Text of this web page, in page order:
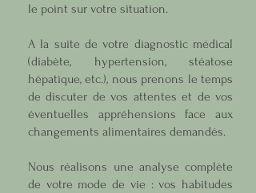
le point sur votre situation.
A la suite de votre diagnostic médical
(diabète, hypertension, stéatose
hépatique, etc.), nous prenons le temps
de discuter de vos attentes et de vos
éventuelles appréhensions face aux
changements alimentaires demandés.
Nous réalisons une analyse complète
de votre mode de vie : vos habitudes